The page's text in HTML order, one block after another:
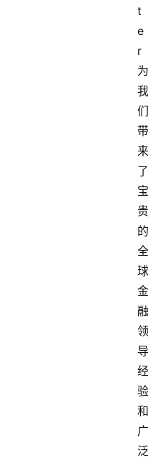
t
e
r
为
我
们
带
来
了
宝
贵
的
全
球
金
融
领
导
经
验
和
广
泛